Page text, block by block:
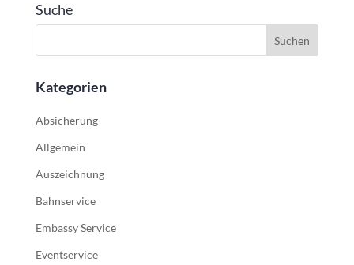
Suche
Kategorien
Absicherung
Allgemein
Auszeichnung
Bahnservice
Embassy Service
Eventservice